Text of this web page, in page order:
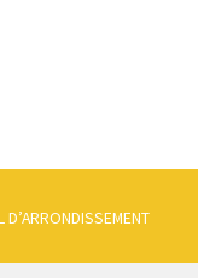
D’ARRONDISSEMENT